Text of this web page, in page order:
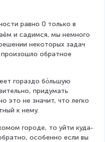
равно 0 только в
и садимся, мы немного
некоторых задач
обратное
гораздо бо́льшую
придумать
это не значит, что легко
к нему.
городе, то уйти куда-
особенно если вы